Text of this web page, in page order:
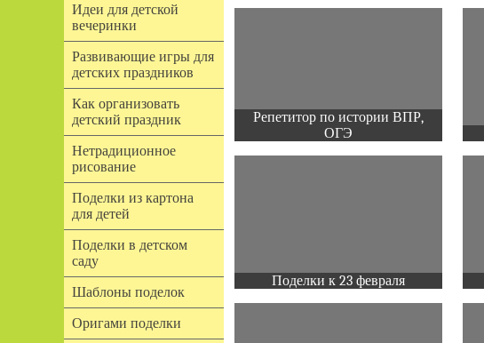
Идеи для детской
вечеринки
Развивающие игры для
детских праздников
Как организовать
детский праздник
Нетрадиционное
рисование
Поделки из картона
для детей
Поделки в детском
саду
Шаблоны поделок
Оригами поделки
Репетитор по истории ВПР,
ОГЭ
Поделки к 23 февраля